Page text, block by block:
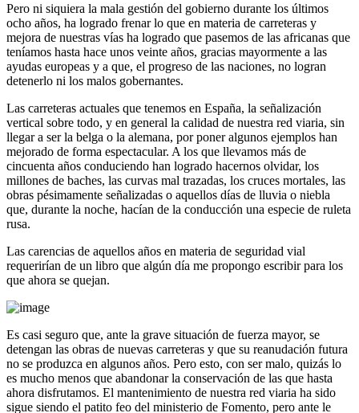
Pero ni siquiera la mala gestión del gobierno durante los últimos
ocho años, ha logrado frenar lo que en materia de carreteras y
mejora de nuestras vías ha logrado que pasemos de las africanas que
teníamos hasta hace unos veinte años, gracias mayormente a las
ayudas europeas y a que, el progreso de las naciones, no logran
detenerlo ni los malos gobernantes.
Las carreteras actuales que tenemos en España, la señalización
vertical sobre todo, y en general la calidad de nuestra red viaria, sin
llegar a ser la belga o la alemana, por poner algunos ejemplos han
mejorado de forma espectacular. A los que llevamos más de
cincuenta años conduciendo han logrado hacernos olvidar, los
millones de baches, las curvas mal trazadas, los cruces mortales, las
obras pésimamente señalizadas o aquellos días de lluvia o niebla
que, durante la noche, hacían de la conducción una especie de ruleta
rusa.
Las carencias de aquellos años en materia de seguridad vial
requerirían de un libro que algún día me propongo escribir para los
que ahora se quejan.
Es casi seguro que, ante la grave situación de fuerza mayor, se
detengan las obras de nuevas carreteras y que su reanudación futura
no se produzca en algunos años. Pero esto, con ser malo, quizás lo
es mucho menos que abandonar la conservación de las que hasta
ahora disfrutamos. El mantenimiento de nuestra red viaria ha sido
sigue siendo el patito feo del ministerio de Fomento, pero ante le